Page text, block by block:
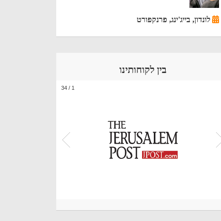
לונדון, בייג'ינג, פרנקפורט
בין לקוחותינו
1
/
34